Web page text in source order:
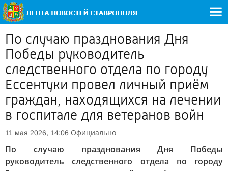
По случаю празднования Дня
Победы руководитель
следственного отдела по городу
Ессентуки провел личный приём
граждан, находящихся на лечении
в госпитале для ветеранов войн
11 мая 2026, 14:06 Официально
По случаю празднования Дня Победы
руководитель следственного отдела по городу